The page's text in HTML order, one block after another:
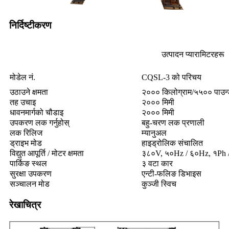
निर्दिष्टीकरण
उत्पादन प्यारामिटरहरू
मोडेल नं.
CQSL-3 को परिचय
उठाउने क्षमता
२००० किलोग्राम/५५००
तह उचाइ
२००० मिमी
धावनमार्गको चौडाइ
२००० मिमी
उपकरण लक गर्नुहोस्
बहु-चरण लक प्रणाली
लक रिलिज
म्यानुअल
ड्राइभ मोड
हाइड्रोलिक संचालित
विद्युत आपूर्ति / मोटर क्षमता
३८०V, ५०Hz / ६०Hz,
पार्किङ स्थल
३ वटा कार
सुरक्षा उपकरण
एन्टी-फलिङ डिभाइस
सञ्चालन मोड
कुञ्जी स्विच
रेखाचित्र